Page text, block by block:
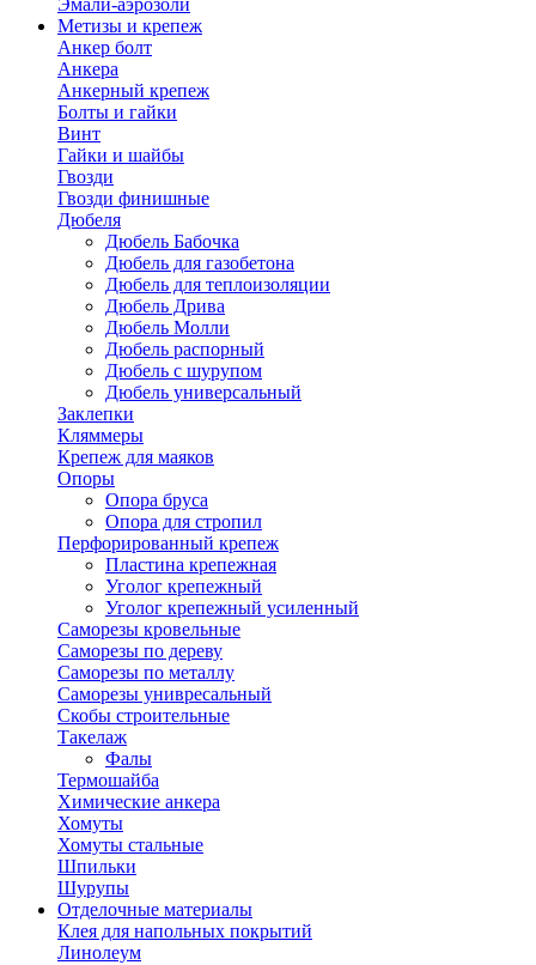
Эмали-аэрозоли
Метизы и крепеж
Анкер болт
Анкера
Анкерный крепеж
Болты и гайки
Винт
Гайки и шайбы
Гвозди
Гвозди финишные
Дюбеля
Дюбель Бабочка
Дюбель для газобетона
Дюбель для теплоизоляции
Дюбель Дрива
Дюбель Молли
Дюбель распорный
Дюбель с шурупом
Дюбель универсальный
Заклепки
Кляммеры
Крепеж для маяков
Опоры
Опора бруса
Опора для стропил
Перфорированный крепеж
Пластина крепежная
Уголог крепежный
Уголог крепежный усиленный
Саморезы кровельные
Саморезы по дереву
Саморезы по металлу
Саморезы унивресальный
Скобы строительные
Такелаж
Фалы
Термошайба
Химические анкера
Хомуты
Хомуты стальные
Шпильки
Шурупы
Отделочные материалы
Клея для напольных покрытий
Линолеум